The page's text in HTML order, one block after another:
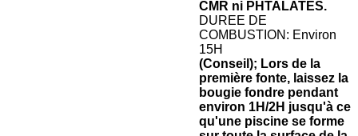
CMR ni PHTALATES.
DUREE DE
COMBUSTION: Environ
15H
(Conseil); Lors de la
première fonte, laissez la
bougie fondre pendant
environ 1H/2H jusqu'à ce
qu'une piscine se forme